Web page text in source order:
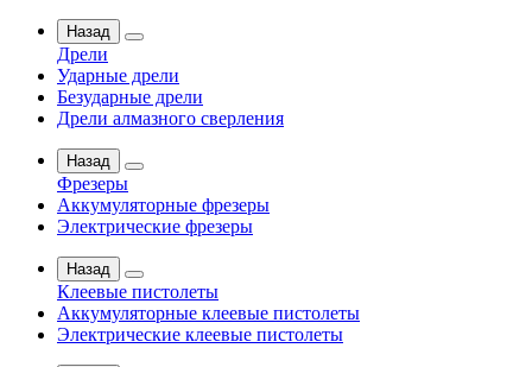
Назад
Дрели
Ударные дрели
Безударные дрели
Дрели алмазного сверления
Назад
Фрезеры
Аккумуляторные фрезеры
Электрические фрезеры
Назад
Клеевые пистолеты
Аккумуляторные клеевые пистолеты
Электрические клеевые пистолеты